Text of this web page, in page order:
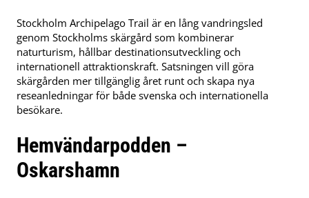
Stockholm Archipelago Trail är en lång vandringsled
genom Stockholms skärgård som kombinerar
naturturism, hållbar destinationsutveckling och
internationell attraktionskraft. Satsningen vill göra
skärgården mer tillgänglig året runt och skapa nya
reseanledningar för både svenska och internationella
besökare.
Hemvändarpodden –
Oskarshamn